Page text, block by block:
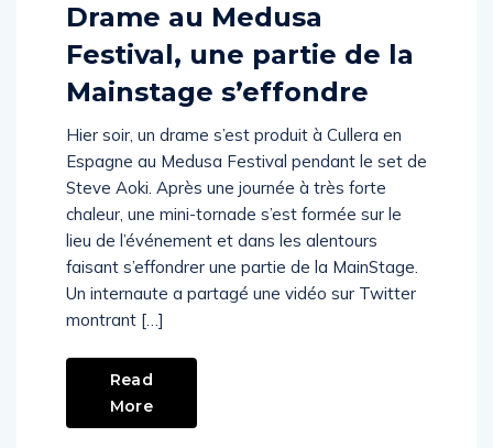
Drame au Medusa
Festival, une partie de la
Mainstage s’effondre
Hier soir, un drame s’est produit à Cullera en
Espagne au Medusa Festival pendant le set de
Steve Aoki. Après une journée à très forte
chaleur, une mini-tornade s’est formée sur le
lieu de l’événement et dans les alentours
faisant s’effondrer une partie de la MainStage.
Un internaute a partagé une vidéo sur Twitter
montrant […]
Read
More